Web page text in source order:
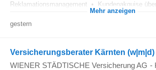
Reklamationsmanagement • Kundenakquise
Mehr anzeigen
gestern
Versicherungsberater Kärnten (w|m|d)
WIENER STÄDTISCHE Versicherung AG -